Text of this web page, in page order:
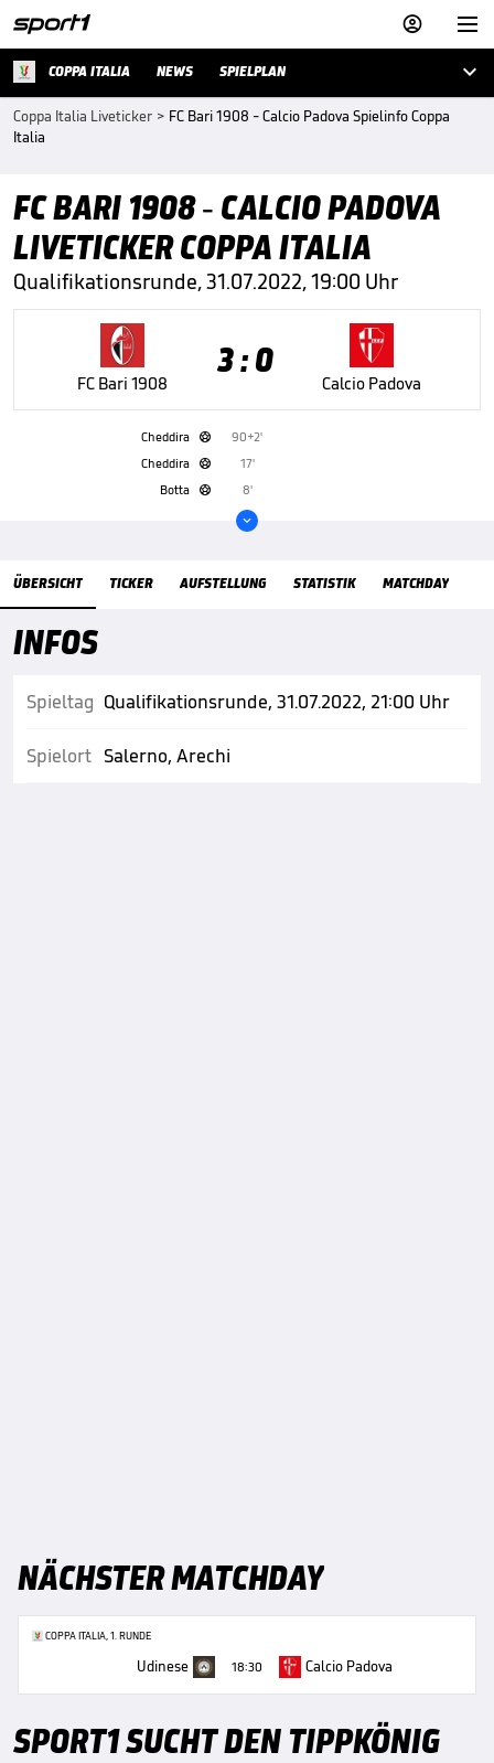


COPPA ITALIA NEWS SPIELPLAN 
Coppa Italia Liveticker > FC Bari 1908 - Calcio Padova Spielinfo Coppa
Italia
FC BARI 1908 - CALCIO PADOVA
LIVETICKER COPPA ITALIA
Qualifikationsrunde, 31.07.2022, 19:00 Uhr
FC Bari 1908
3 : 0
Calcio Padova
Cheddira 
90+2'
Cheddira

17'
Botta
 8'

ÜBERSICHT TICKER AUFSTELLUNG STATISTIK MATCHDAY
Übersicht
INFOS
Spieltag
Spielort
Qualifikationsrunde, 31.07.2022, 21:00 Uhr
Salerno, Arechi
NÄCHSTER MATCHDAY
COPPA ITALIA, 1. RUNDE
Udinese 18:30 Calcio Padova
SPORT1 SUCHT DEN TIPPKÖNIG